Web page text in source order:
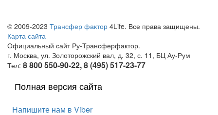
© 2009-2023 Трансфер фактор 4Life. Все права защищены.
Карта сайта
Официальный сайт Ру-Трансферфактор.
г. Москва, ул. Золоторожский вал, д. 32, с. 11, БЦ Ау-Рум
Тел: 8 800 550-90-22, 8 (495) 517-23-77
Полная версия сайта
Напишите нам в Viber